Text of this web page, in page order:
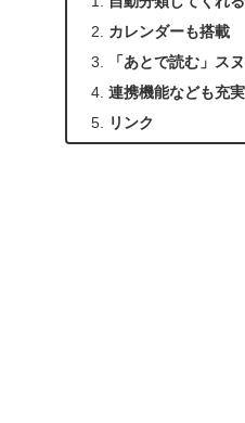
カレンダーも搭載
「あとで読む」ス
連携機能なども充実
リンク